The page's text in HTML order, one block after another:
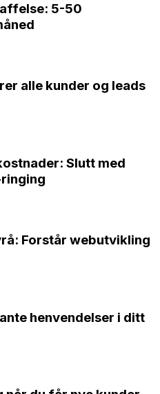
5-50
alle kunder og leads
Slutt med
Forstår webutvikling
henvendelser i ditt